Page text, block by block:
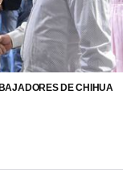
DE CHIHUA